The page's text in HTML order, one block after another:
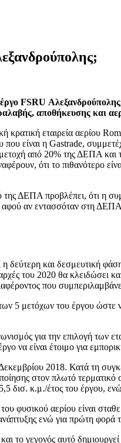
FSRU
αποθήκευσης και
εταιρεία αερίου
είναι η Gastrade,
από 20% της ΔΕΠΑ και
ότι το πιθανότερο
της ΔΕΠΑ προβλέπει,
αν εντασσόταν στη
δεύτερη και δεσμευτική
του 2020 θα κλειδώσει
που
5 μετόχων του έργου
για την επιλογή των
να είναι έτοιμο για
2018. Κατά τη
στον πλωτό
δισ. κ.μ./έτος του έργου,
φυσικού αερίου είναι
ενώ για πρώτη
γεγονός αυτό δημιουργεί